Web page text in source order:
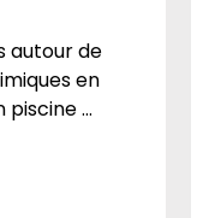
autour de
en
...